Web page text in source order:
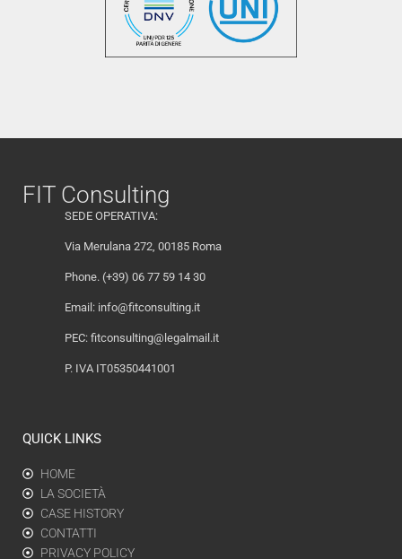
FIT Consulting
SEDE OPERATIVA:
Via Merulana 272, 00185 Roma
Phone. (+39) 06 77 59 14 30
Email: info@fitconsulting.it
PEC: fitconsulting@legalmail.it
P. IVA IT05350441001
QUICK LINKS
HOME
LA SOCIETÀ
CASE HISTORY
CONTATTI
PRIVACY POLICY